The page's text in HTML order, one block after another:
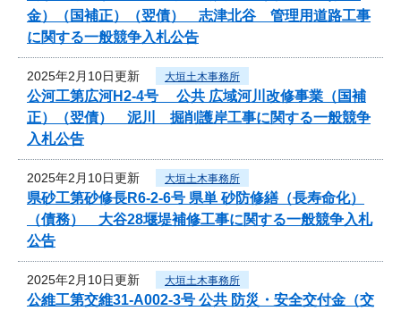
金）（国補正）（翌債） 志津北谷 管理用道路工事
に関する一般競争入札公告
2025年2月10日更新 大垣土木事務所
公河工第広河H2-4号 公共 広域河川改修事業（国補
正）（翌債） 泥川 掘削護岸工事に関する一般競争
入札公告
2025年2月10日更新 大垣土木事務所
県砂工第砂修長R6-2-6号 県単 砂防修繕（長寿命化）
（債務） 大谷28堰堤補修工事に関する一般競争入札
公告
2025年2月10日更新 大垣土木事務所
公維工第交維31-A002-3号 公共 防災・安全交付金（交